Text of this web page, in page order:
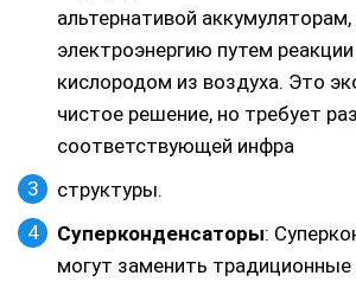
альтернативой
электроэнергию путем
кислородом из воздуха. Это
чистое решение, но требует
соответствующей инфра
структуры.
Суперконденсаторы:
могут заменить